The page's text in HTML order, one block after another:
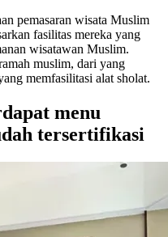
pemasaran wisata Muslim
fasilitas mereka yang
wisatawan Muslim.
muslim, dari yang
memfasilitasi alat sholat.
menu
tersertifikasi